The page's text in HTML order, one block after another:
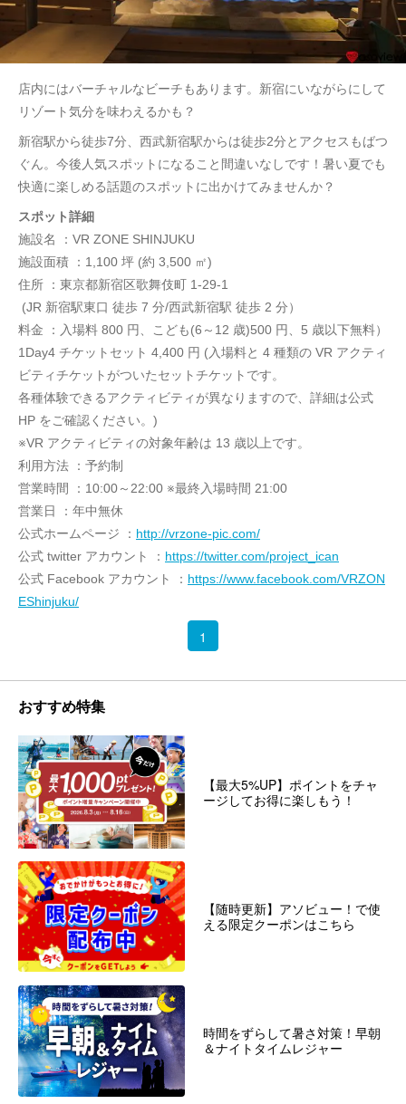
店内にはバーチャルなビーチもあります。新宿にいながらにして
リゾート気分を味わえるかも？
新宿駅から徒歩7分、西武新宿駅からは徒歩2分とアクセスもばつ
ぐん。今後人気スポットになること間違いなしです！暑い夏でも
快適に楽しめる話題のスポットに出かけてみませんか？
スポット詳細
施設名 ：VR ZONE SHINJUKU
施設面積 ：1,100 坪 (約 3,500 ㎡)
住所 ：東京都新宿区歌舞伎町 1-29-1
(JR 新宿駅東口 徒歩 7 分/西武新宿駅 徒歩 2 分）
料金 ：入場料 800 円、こども(6～12 歳)500 円、5 歳以下無料）
1Day4 チケットセット 4,400 円 (入場料と 4 種類の VR アクティ
ビティチケットがついたセットチケットです。
各種体験できるアクティビティが異なりますので、詳細は公式
HP をご確認ください。)
※VR アクティビティの対象年齢は 13 歳以上です。
利用方法 ：予約制
営業時間 ：10:00～22:00 ※最終入場時間 21:00
営業日 ：年中無休
公式ホームページ ： http://vrzone-pic.com/
公式 twitter アカウント ： https://twitter.com/project_ican
公式 Facebook アカウント ： https://www.facebook.com/VRZON
EShinjuku/
1
おすすめ特集
【最大5%UP】ポイントをチャ
ージしてお得に楽しもう！
【随時更新】アソビュー！で使
える限定クーポンはこちら
時間をずらして暑さ対策！早朝
＆ナイトタイムレジャー